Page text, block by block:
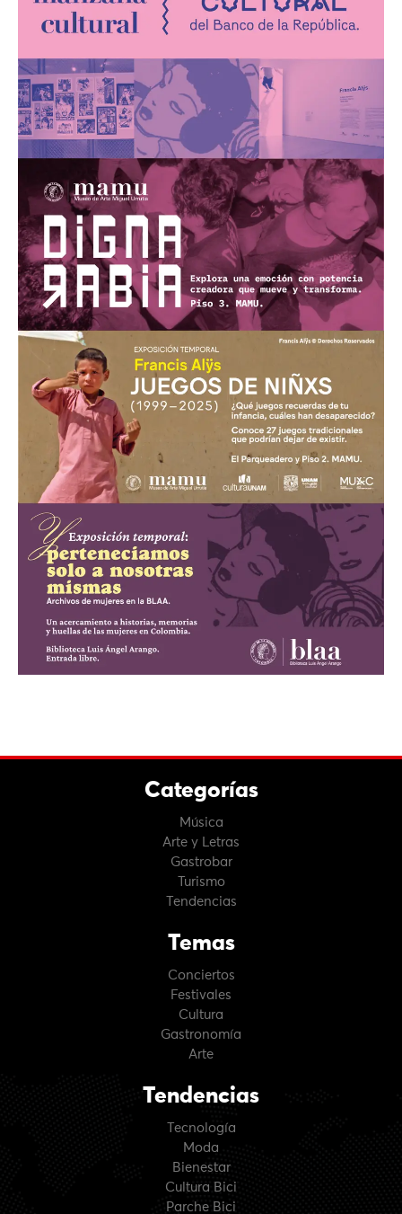
Categorías
Música
Arte y Letras
Gastrobar
Turismo
Tendencias
Temas
Conciertos
Festivales
Cultura
Gastronomía
Arte
Tendencias
Tecnología
Moda
Bienestar
Cultura Bici
Parche Bici